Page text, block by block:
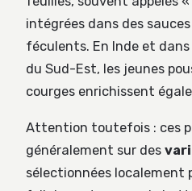
intégrées dans des
féculents. En Inde et dans
du Sud-Est, les jeunes
courges enrichissent
Attention toutefois : ces
généralement sur des
sélectionnées localement